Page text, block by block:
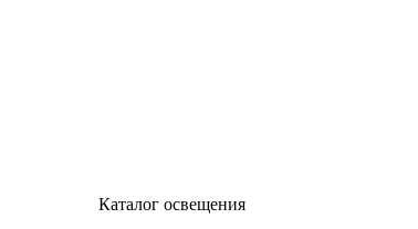
Каталог освещения